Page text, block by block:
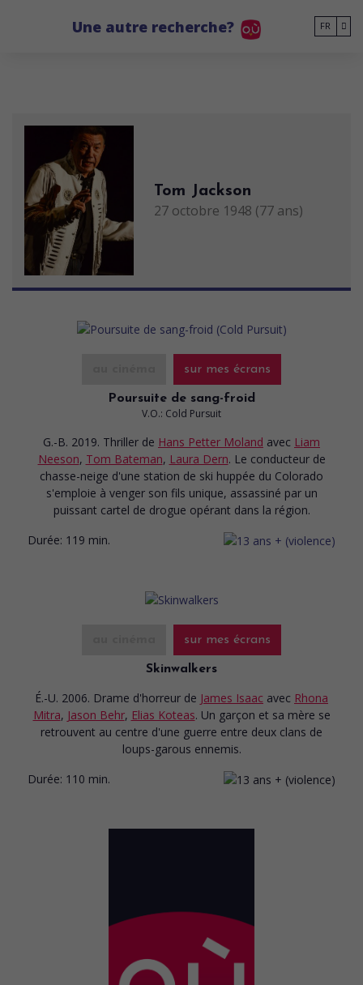
Une autre recherche? FR
Tom Jackson
27 octobre 1948 (77 ans)
sur mes écrans
Poursuite de sang-froid
V.O.: Cold Pursuit
G.-B. 2019. Thriller de Hans Petter Moland avec Liam
Neeson, Tom Bateman, Laura Dern. Le conducteur de
chasse-neige d'une station de ski huppée du Colorado
s'emploie à venger son fils unique, assassiné par un
puissant cartel de drogue opérant dans la région.
Durée: 119 min.
sur mes écrans
Skinwalkers
É.-U. 2006. Drame d'horreur de James Isaac avec Rhona
Mitra, Jason Behr, Elias Koteas. Un garçon et sa mère se
retrouvent au centre d'une guerre entre deux clans de
loups-garous ennemis.
Durée: 110 min.